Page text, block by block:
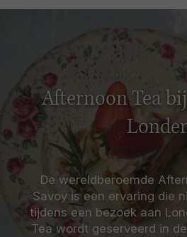
Afternoon Tea
De wereldberoemde
Savoy is een ervaring die
tijdens een bezoek aan
Tea wordt geserveerd in